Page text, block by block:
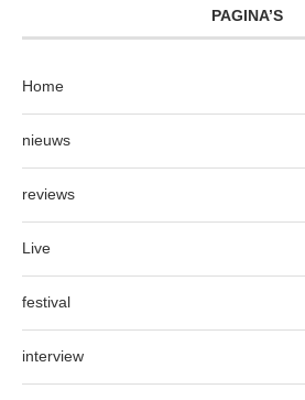
PAGINA’S
Home
nieuws
reviews
Live
festival
interview